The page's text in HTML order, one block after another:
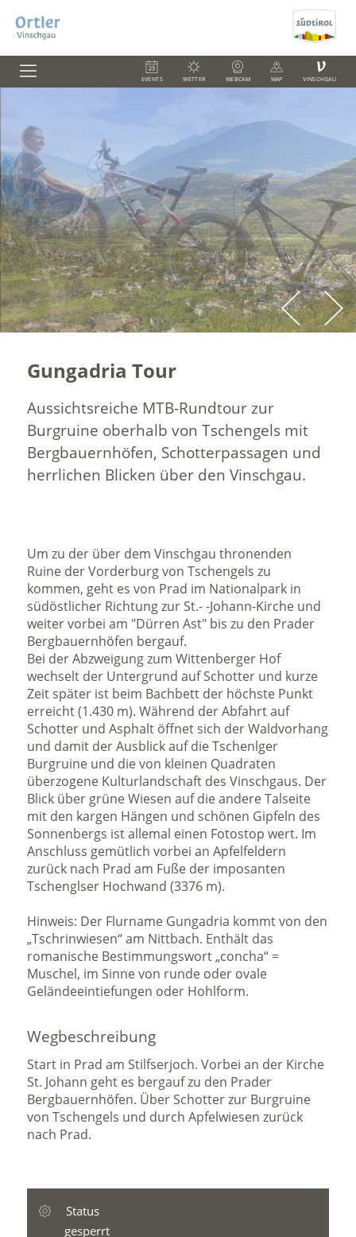
EVENTS WETTER WEBCAM MAP
V
VINSCHGAU
Gungadria Tour
Aussichtsreiche MTB-Rundtour zur
Burgruine oberhalb von Tschengels mit
Bergbauernhöfen, Schotterpassagen und
herrlichen Blicken über den Vinschgau.
Um zu der über dem Vinschgau thronenden
Ruine der Vorderburg von Tschengels zu
kommen, geht es von Prad im Nationalpark in
südöstlicher Richtung zur St.- -Johann-Kirche und
weiter vorbei am "Dürren Ast" bis zu den Prader
Bergbauernhöfen bergauf.
Bei der Abzweigung zum Wittenberger Hof
wechselt der Untergrund auf Schotter und kurze
Zeit später ist beim Bachbett der höchste Punkt
erreicht (1.430 m). Während der Abfahrt auf
Schotter und Asphalt öffnet sich der Waldvorhang
und damit der Ausblick auf die Tschenlger
Burgruine und die von kleinen Quadraten
überzogene Kulturlandschaft des Vinschgaus. Der
Blick über grüne Wiesen auf die andere Talseite
mit den kargen Hängen und schönen Gipfeln des
Sonnenbergs ist allemal einen Fotostop wert. Im
Anschluss gemütlich vorbei an Apfelfeldern
zurück nach Prad am Fuße der imposanten
Tschenglser Hochwand (3376 m).
Hinweis: Der Flurname Gungadria kommt von den
„Tschrinwiesen“ am Nittbach. Enthält das
romanische Bestimmungswort „concha“ =
Muschel, im Sinne von runde oder ovale
Geländeeintiefungen oder Hohlform.
Wegbeschreibung
Start in Prad am Stilfserjoch. Vorbei an der Kirche
St. Johann geht es bergauf zu den Prader
Bergbauernhöfen. Über Schotter zur Burgruine
von Tschengels und durch Apfelwiesen zurück
nach Prad.
Status
gesperrt